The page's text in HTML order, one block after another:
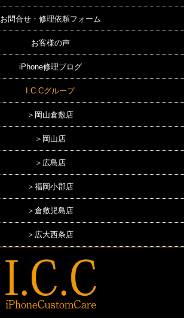
お問合せ・修理依頼フォーム
お客様の声
iPhone修理ブログ
I.C.Cグループ
＞岡山倉敷店
＞岡山店
＞広島店
＞福岡小郡店
＞倉敷児島店
＞広大西条店